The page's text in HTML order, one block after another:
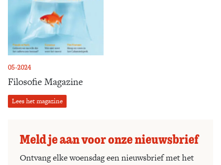
05-2024
Filosofie Magazine
Lees het magazine
Meld je aan voor onze nieuwsbrief
Ontvang elke woensdag een nieuwsbrief met het